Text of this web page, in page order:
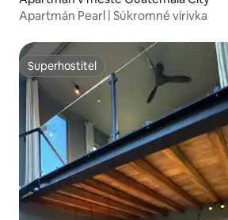
Apartmán Pearl | Súkromné vírivka
Superhostiteľ
Superhostiteľ